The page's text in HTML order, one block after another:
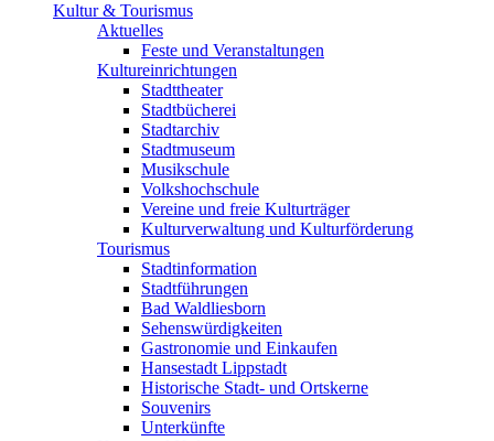
Kultur & Tourismus
Aktuelles
Feste und Veranstaltungen
Kultureinrichtungen
Stadttheater
Stadtbücherei
Stadtarchiv
Stadtmuseum
Musikschule
Volkshochschule
Vereine und freie Kulturträger
Kulturverwaltung und Kulturförderung
Tourismus
Stadtinformation
Stadtführungen
Bad Waldliesborn
Sehenswürdigkeiten
Gastronomie und Einkaufen
Hansestadt Lippstadt
Historische Stadt- und Ortskerne
Souvenirs
Unterkünfte